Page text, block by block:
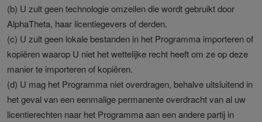
(b) U zult geen technologie omzeilen die wordt gebruikt door
AlphaTheta, haar licentiegevers of derden.
(c) U zult geen lokale bestanden in het Programma importeren of
kopiëren waarop U niet het wettelijke recht heeft om ze op deze
manier te importeren of kopiëren.
(d) U mag het Programma niet overdragen, behalve uitsluitend in
het geval van een eenmalige permanente overdracht van al uw
licentierechten naar het Programma aan een andere partij in